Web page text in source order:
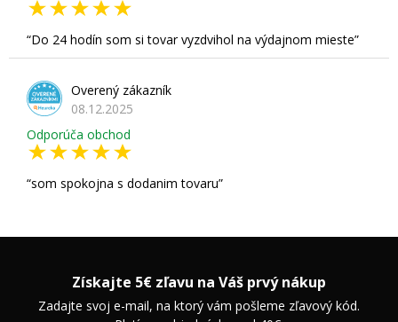
Do 24 hodín som si tovar vyzdvihol na výdajnom mieste
Overený zákazník
08.12.2025
Odporúča obchod
som spokojna s dodanim tovaru
Získajte 5€ zľavu na Váš prvý nákup
Zadajte svoj e-mail, na ktorý vám pošleme zľavový kód.